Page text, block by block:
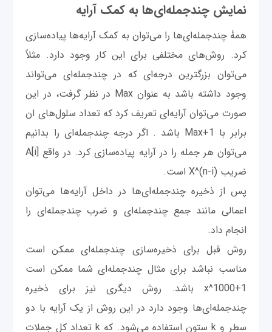
نمایش چندجمله‌ای‌ها به کمک آرایه
همۀ چندجمله‌ای‌ها را می‌توان به کمک آرایه‌ها پیاده‌سازی
کرد. روش‌های مختلفی برای این کار وجود دارد. مثلاً
می‌توان بزرگترین درجه‌ای که در چندجمله‌ای می‌تواند
وجود داشته باشد به عنوان Max در نظر گرفت، در این
صورت می‌توان آرایه‌ای تعریف کرد که تعداد سلول‌های ان
برابر با Max+1 باشد . اگر درجه چندجمله‌ای را بدانیم
می‌توان هر جمله را در آرایه پیاده‌سازی کرد. در واقع [A[i
ضریب (X^(n-i است.
پس از ذخیره چندجمله‌ای‌ها در داخل آرایه‌ها می‌توان
اعمالی مانند جمع چندجمله‌ای و ضرب چندجمله‌ای را
انجام داد.
روش قبل برای ذخیره‌سازی چندجمله‌ای ممکن است
مناسب نباشد برای مثال چندجمله‌ای شما ممکن است
x^1000+1 باشد. روش دیگری نیز برای ذخیره
چندجمله‌ای‌ها وجود دارد در این روش از یک آرایه با دو
سطر و k ستون استفاده می‌شود. که k تعداد کل جملات